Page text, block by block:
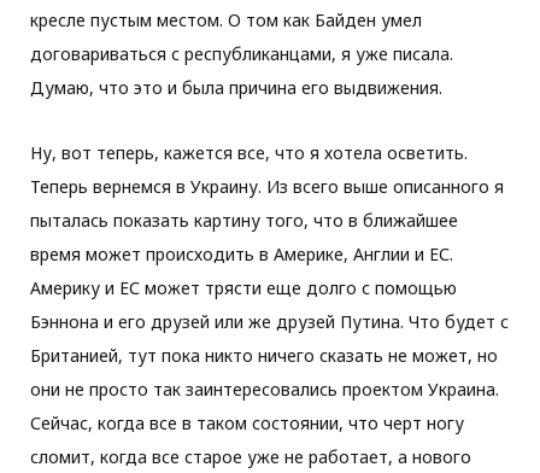
кресле пустым местом. О том как Байден умел
договариваться с республиканцами, я уже писала.
Думаю, что это и была причина его выдвижения.
Ну, вот теперь, кажется все, что я хотела осветить.
Теперь вернемся в Украину. Из всего выше описанного я
пыталась показать картину того, что в ближайшее
время может происходить в Америке, Англии и ЕС.
Америку и ЕС может трясти еще долго с помощью
Бэннона и его друзей или же друзей Путина. Что будет с
Британией, тут пока никто ничего сказать не может, но
они не просто так заинтересовались проектом Украина.
Сейчас, когда все в таком состоянии, что черт ногу
сломит, когда все старое уже не работает, а нового